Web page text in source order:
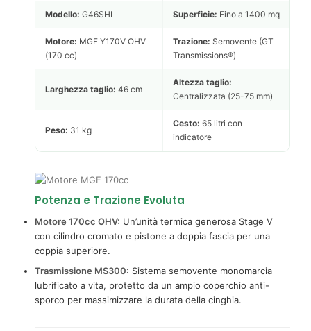
Modello: G46SHL Superficie: Fino a 1400 mq
Motore: MGF Y170V OHV
(170 cc)
Trazione: Semovente (GT
Transmissions®)
Larghezza taglio: 46 cm
Altezza taglio:
Centralizzata (25-75 mm)
Peso: 31 kg
Cesto: 65 litri con
indicatore
Potenza e Trazione Evoluta
Motore 170cc OHV: Un’unità termica generosa Stage V
con cilindro cromato e pistone a doppia fascia per una
coppia superiore.
Trasmissione MS300: Sistema semovente monomarcia
lubrificato a vita, protetto da un ampio coperchio anti-
sporco per massimizzare la durata della cinghia.